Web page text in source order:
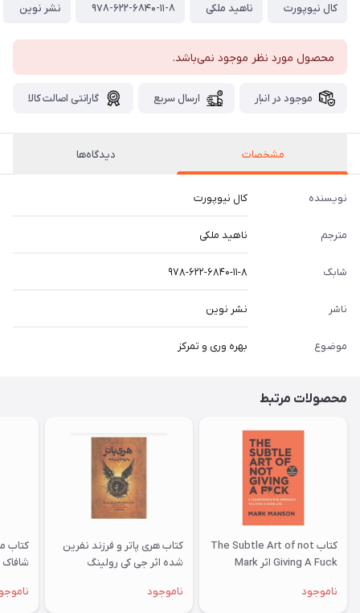
کال نیوپورت
ناهید ملکی
۹۷۸-۶۲۲-۶۸۴۰-۱۱-۸
نشر نوین
محصول مورد نظر موجود نمی‌باشد.
موجود در انبار ارسال سریع گارانتی اصالت کالا
مشخصات دیدگاه‌ها
نویسنده کال نیوپورت
مترجم ناهید ملکی
شابک ۹۷۸-۶۲۲-۶۸۴۰-۱۱-۸
ناشر نشر نوین
موضوع بهره وری و تمرکز
محصولات مرتبط
کتاب The Subtle Art of not
Giving A Fuck اثر Mark
ناموجود
کتاب هری پاتر و فرزند نفرین
شده اثر جی کی رولینگ
ناموجود
کتاب
شافاک